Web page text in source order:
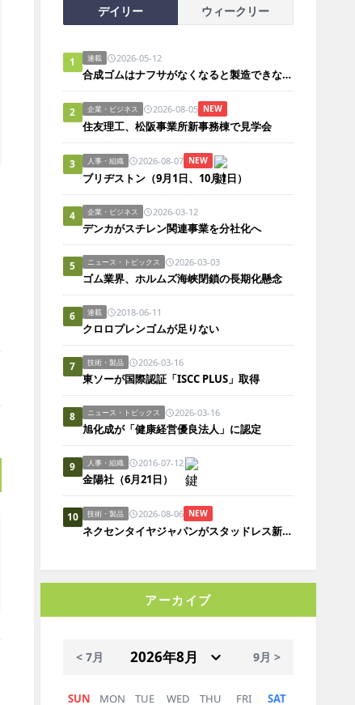
デイリー ウィークリー
1 連載 2026-05-12
合成ゴムはナフサがなくなると製造できないのか？
2 企業・ビジネス 2026-08-05 NEW
住友理工、松阪事業所新事務棟で見学会
3 人事・組織 2026-08-07 NEW
ブリヂストン（9月1日、10月1日）
4 企業・ビジネス 2026-03-12
デンカがスチレン関連事業を分社化へ
5 ニュース・トピックス 2026-03-03
ゴム業界、ホルムズ海峡閉鎖の長期化懸念
6 連載 2018-06-11
クロロプレンゴムが足りない
7 技術・製品 2026-03-16
東ソーが国際認証「ISCC PLUS」取得
8 ニュース・トピックス 2026-03-16
旭化成が「健康経営優良法人」に認定
9 人事・組織 2016-07-12
金陽社（6月21日）
10 技術・製品 2026-08-06 NEW
ネクセンタイヤジャパンがスタッドレス新製品、日本市場にらみ開発
アーカイブ
< 7月 9月 >
SUN MON TUE WED THU FRI
SAT